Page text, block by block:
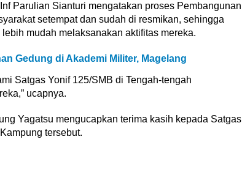
Parulian Sianturi mengatakan proses Pembangunan
setempat dan sudah di resmikan, sehingga
mudah melaksanakan aktifitas mereka.
Gedung di Akademi Militer, Magelang
Satgas Yonif 125/SMB di Tengah-tengah
ucapnya.
Yagatsu mengucapkan terima kasih kepada Satgas
tersebut.